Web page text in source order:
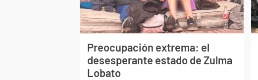
Preocupación extrema: el
desesperante estado de Zulma
Lobato